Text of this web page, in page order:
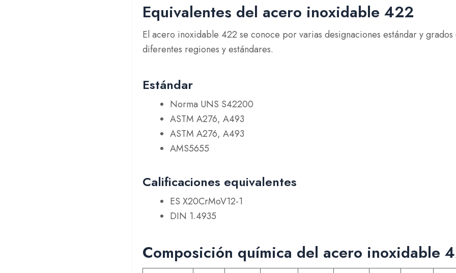
Equivalentes del acero inoxidable 422
El acero inoxidable 422 se conoce por varias designaciones estándar y grados
diferentes regiones y estándares.
Estándar
Norma UNS S42200
ASTM A276, A493
ASTM A276, A493
AMS5655
Calificaciones equivalentes
ES X20CrMoV12-1
DIN 1.4935
Composición química del acero inoxidable